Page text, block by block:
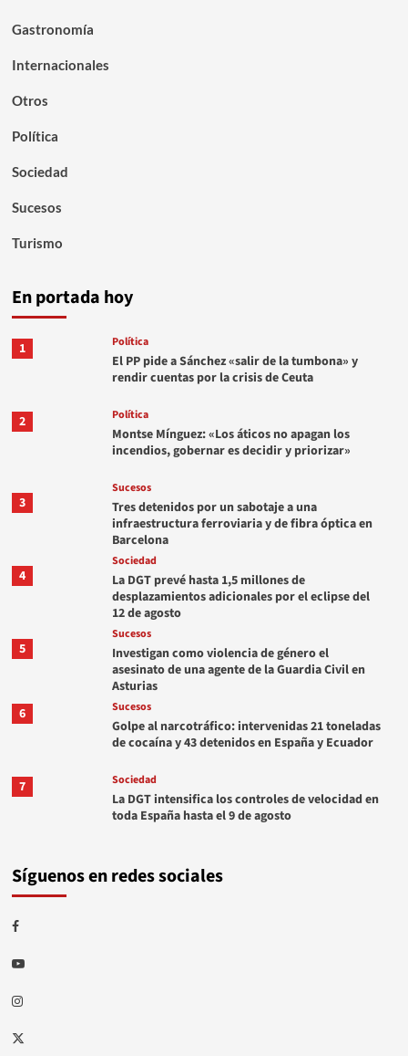
Gastronomía
Internacionales
Otros
Política
Sociedad
Sucesos
Turismo
En portada hoy
1 Política
El PP pide a Sánchez «salir de la tumbona» y
rendir cuentas por la crisis de Ceuta
2 Política
Montse Mínguez: «Los áticos no apagan los
incendios, gobernar es decidir y priorizar»
3
Sucesos
Tres detenidos por un sabotaje a una
infraestructura ferroviaria y de fibra óptica en
Barcelona
4
Sociedad
La DGT prevé hasta 1,5 millones de
desplazamientos adicionales por el eclipse del
12 de agosto
5
Sucesos
Investigan como violencia de género el
asesinato de una agente de la Guardia Civil en
Asturias
6
Sucesos
Golpe al narcotráfico: intervenidas 21 toneladas
de cocaína y 43 detenidos en España y Ecuador
7 Sociedad
La DGT intensifica los controles de velocidad en
toda España hasta el 9 de agosto
Síguenos en redes sociales
Facebook
Youtube
Instagram
Twitter